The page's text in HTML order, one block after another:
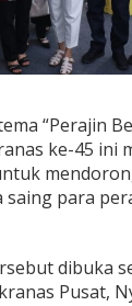
e
-
4
i
B
a
l
i
a
p
“Perajin
ke-45 ini
saing para
dibuka
Pusat,